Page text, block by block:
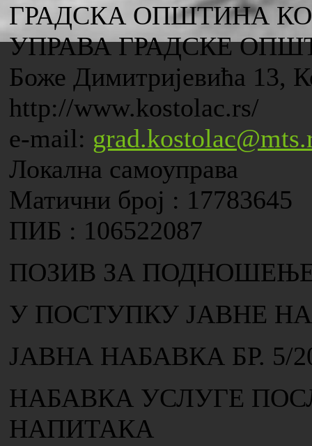
ГРАДСКА ОПШТИНА
УПРАВА ГРАДСКЕ
Боже Димитријевића 13,
http://www.kostolac.rs/
e-mail:
Локална самоуправа
Матични број : 17783645
ПИБ : 106522087
ПОЗИВ ЗА
У ПОСТУПКУ ЈАВНЕ
ЈАВНА НАБАВКА БР. 5/
НАБАВКА УСЛУГЕ
НАПИТАКА